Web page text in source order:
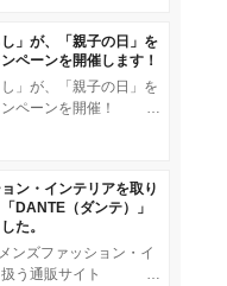
し」が、「親子の日」を
ペーンを開催します！
し」が、「親子の日」を
ペーンを開催！
どくら親子の日」のハ
子の
ン・インテリアを取り
DANTE（ダンテ）」
た。
ンズファッション・イ
う通販サイト